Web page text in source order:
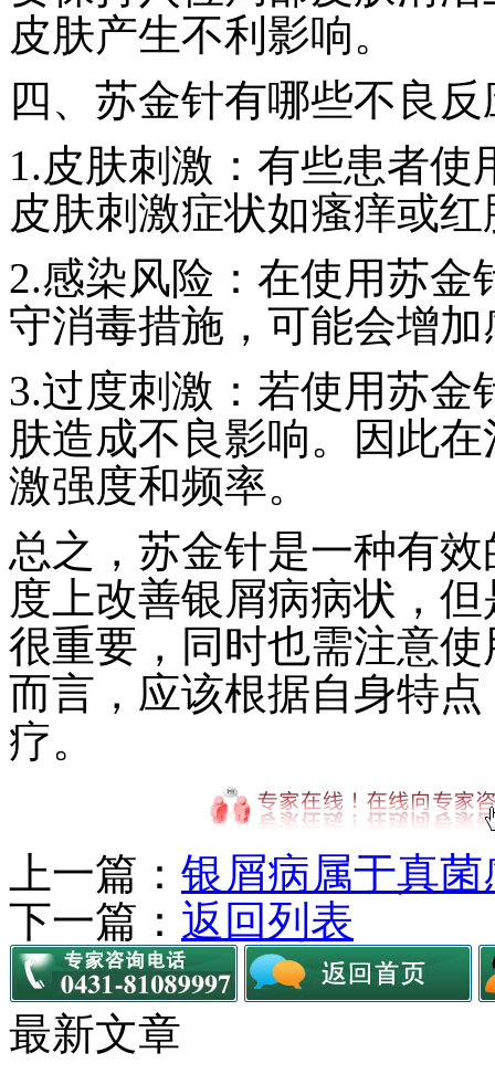
皮肤产生不利影响。
四、苏金针有哪些不良反
1.皮肤刺激：有些患者
皮肤刺激症状如瘙痒或
2.感染风险：在使用苏
守消毒措施，可能会增
3.过度刺激：若使用苏
肤造成不良影响。因此
激强度和频率。
总之，苏金针是一种有
度上改善银屑病病状，
很重要，同时也需注意
而言，应该根据自身特
疗。
上一篇： 银屑病属于真菌
下一篇： 返回列表
最新文章